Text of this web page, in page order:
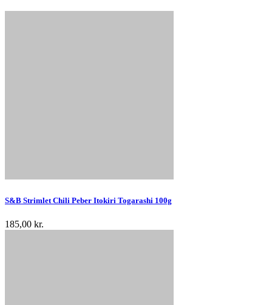
S&B Strimlet Chili Peber Itokiri Togarashi 100g
185,00 kr.